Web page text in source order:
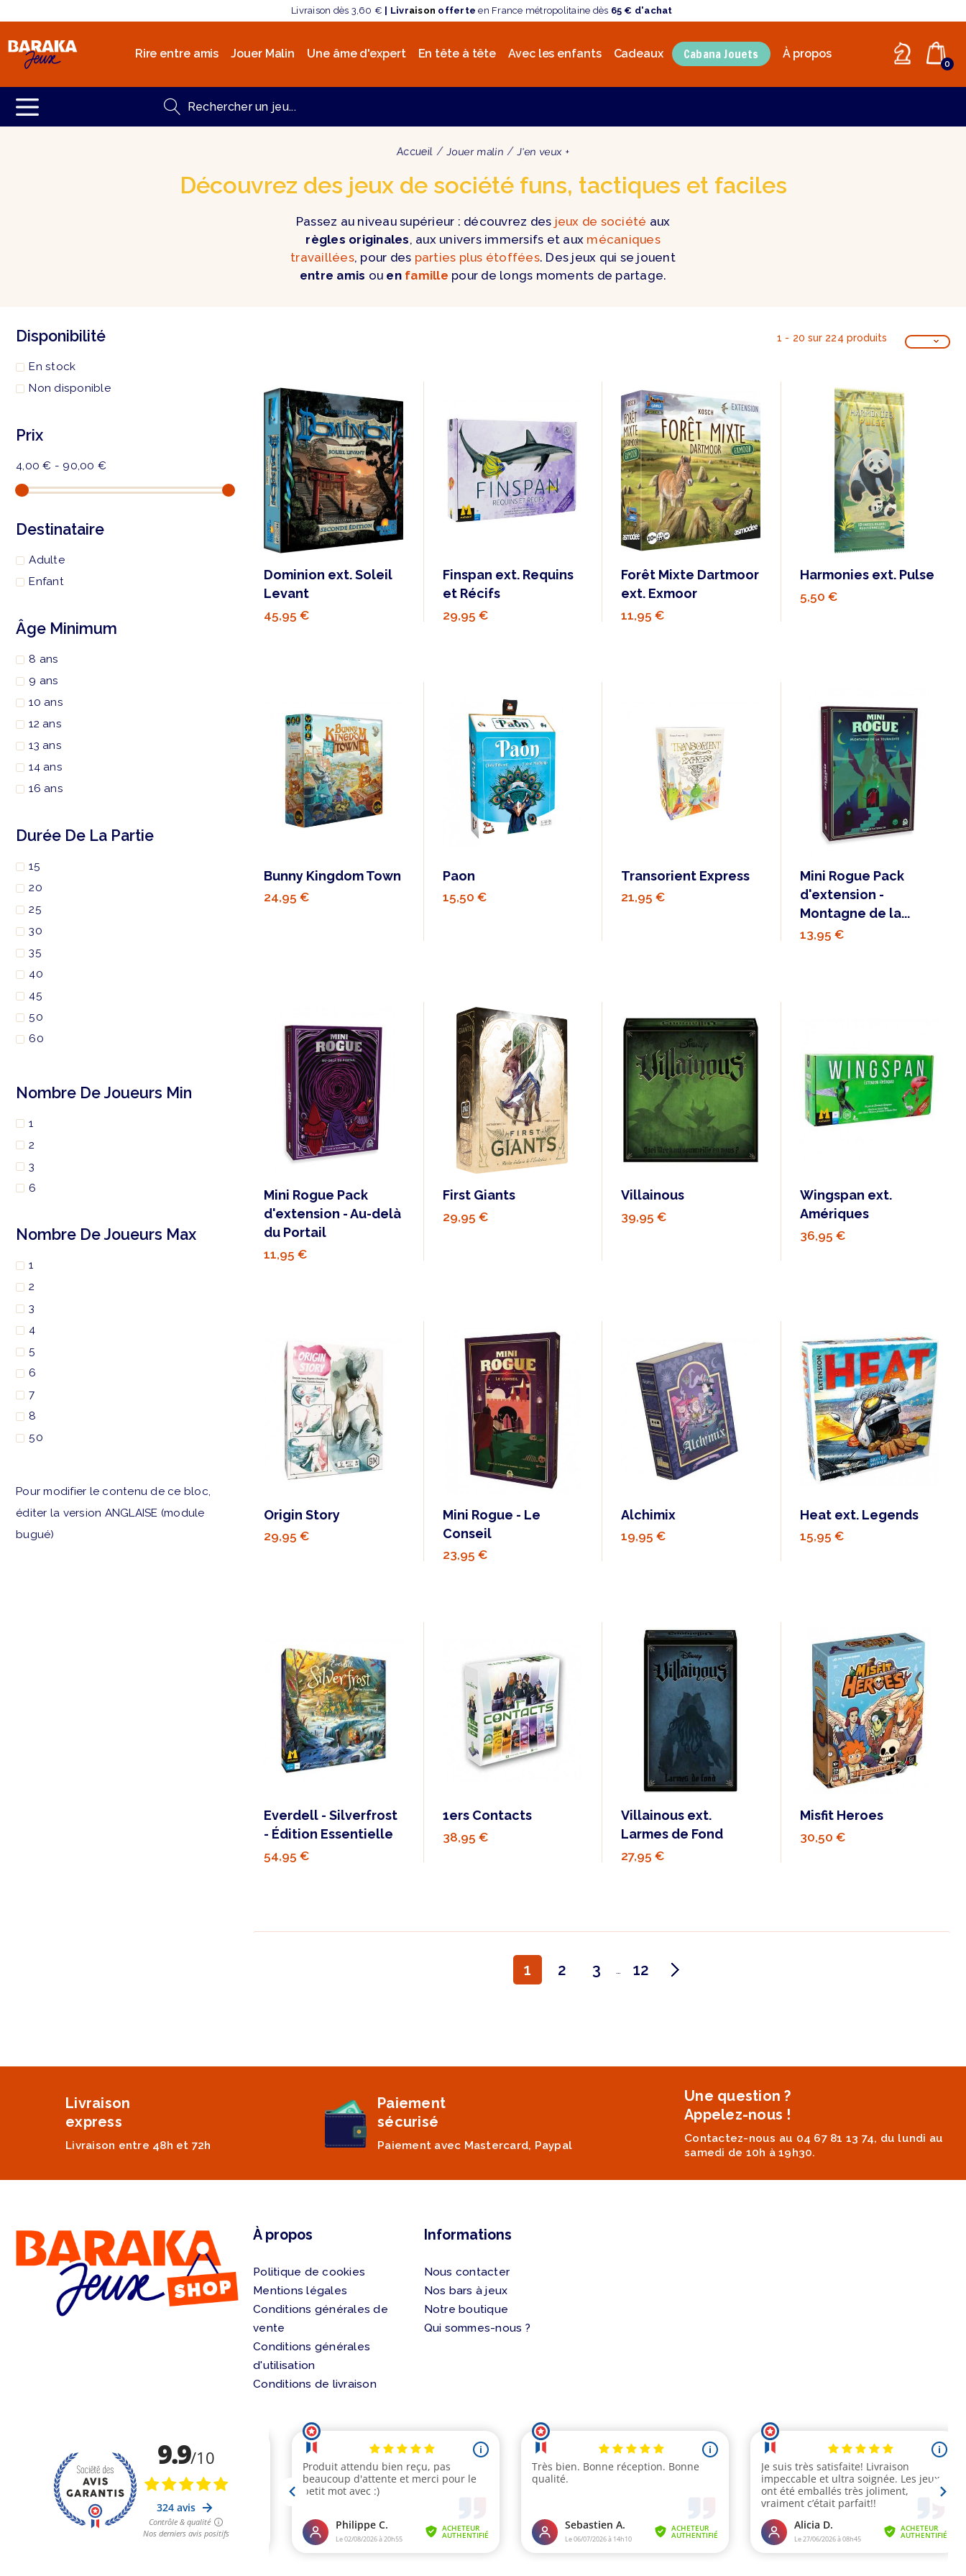
Livraison dès 3,60 € | Livraison offerte en France métropolitaine dès 65 € d'achat
Rire entre amis Jouer Malin Une âme d'expert En tête à tête Avec les enfants Cadeaux Cabana Jouets À propos
0
Accueil Jouer malin J'en veux +
Découvrez des jeux de société funs, tactiques et faciles
Passez au niveau supérieur : découvrez des jeux de société aux
règles originales, aux univers immersifs et aux mécaniques
travaillées, pour des parties plus étoffées. Des jeux qui se jouent
entre amis ou en famille pour de longs moments de partage.
Disponibilité
En stock
Non disponible
Prix
4,00 € - 90,00 €
Destinataire
Adulte
Enfant
Âge Minimum
8 ans
9 ans
10 ans
12 ans
13 ans
14 ans
16 ans
Durée De La Partie
15
20
25
30
35
40
45
50
60
180
Nombre De Joueurs Min
1
2
3
6
Nombre De Joueurs Max
1
2
3
4
5
6
7
8
50
Pour modifier le contenu de ce bloc,
éditer la version ANGLAISE (module
bugué)
1 - 20 sur 224 produits
Dominion ext. Soleil
Levant
45,95 €
Finspan ext. Requins
et Récifs
29,95 €
Forêt Mixte Dartmoor
ext. Exmoor
11,95 €
Harmonies ext. Pulse
5,50 €
Bunny Kingdom Town
24,95 €
Paon
15,50 €
Transorient Express
21,95 €
Mini Rogue Pack
d'extension -
Montagne de la...
13,95 €
Mini Rogue Pack
d'extension - Au-delà
du Portail
11,95 €
First Giants
29,95 €
Villainous
39,95 €
Wingspan ext.
Amériques
36,95 €
Origin Story
29,95 €
Mini Rogue - Le
Conseil
23,95 €
Alchimix
19,95 €
Heat ext. Legends
15,95 €
Everdell - Silverfrost
- Édition Essentielle
54,95 €
1ers Contacts
38,95 €
Villainous ext.
Larmes de Fond
27,95 €
Misfit Heroes
30,50 €
1 2 3 … 12
Livraison
express
Livraison entre 48h et 72h
Paiement
sécurisé
Paiement avec Mastercard, Paypal
Une question ?
Appelez-nous !
Contactez-nous au 04 67 81 13 74, du lundi au
samedi de 10h à 19h30.
À propos
Politique de cookies
Mentions légales
Conditions générales de
vente
Conditions générales
d'utilisation
Conditions de livraison
Informations
Nous contacter
Nos bars à jeux
Notre boutique
Qui sommes-nous ?